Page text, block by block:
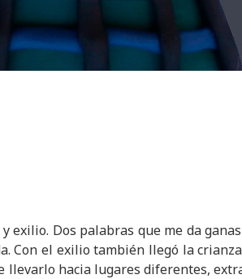
exilio. Dos palabras que me da
Con el exilio también llegó la
llevarlo hacia lugares diferentes,